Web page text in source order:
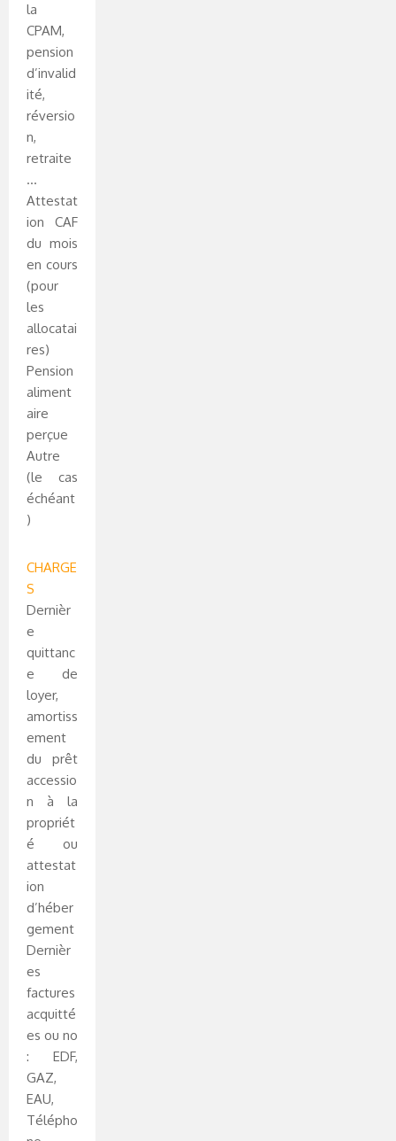
la
CPAM,
pension
d’invalid
ité,
réversio
n,
retraite
…
Attestat
ion CAF
du mois
en cours
(pour
les
allocatai
res)
Pension
aliment
aire
perçue
Autre
(le cas
échéant
)
CHARGE
S
Dernièr
e
quittanc
e de
loyer,
amortiss
ement
du prêt
accessio
n à la
propriét
é ou
attestat
ion
d’héber
gement
Dernièr
es
factures
acquitté
es ou no
: EDF,
GAZ,
EAU,
Télépho